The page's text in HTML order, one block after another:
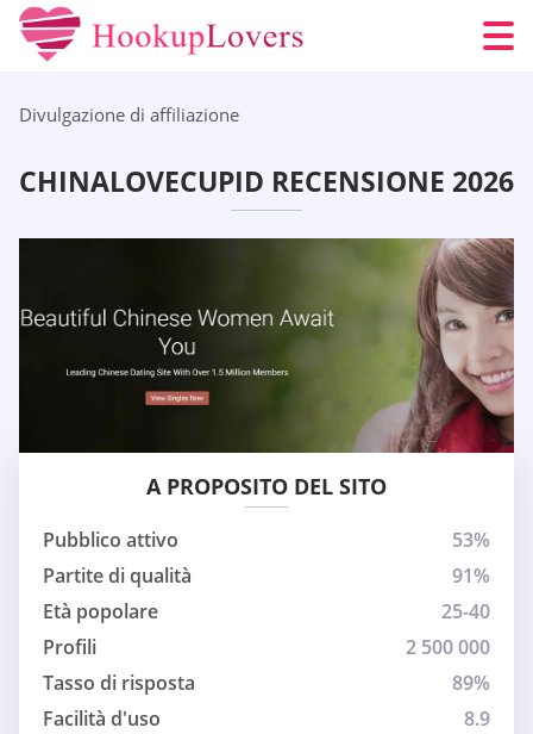
Divulgazione di affiliazione
CHINALOVECUPID RECENSIONE 2026
A PROPOSITO DEL SITO
Pubblico attivo
53%
Partite di qualità
91%
Età popolare
25-40
Profili
2 500 000
Tasso di risposta
89%
Facilità d'uso
8.9